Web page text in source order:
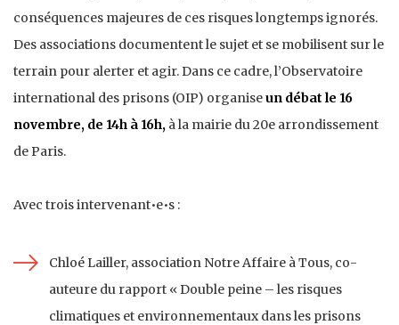
conséquences majeures de ces risques longtemps ignorés.
Des associations documentent le sujet et se mobilisent sur le
terrain pour alerter et agir. Dans ce cadre, l’Observatoire
international des prisons (OIP) organiseun débat le 16
novembre, de 14h à 16h, à la mairie du 20e arrondissement
de Paris.
Avec trois intervenant•e•s :
Chloé Lailler, association Notre Affaire à Tous, co-
auteure du rapport « Double peine – les risques
climatiques et environnementaux dans les prisons